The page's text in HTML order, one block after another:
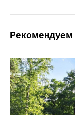
Рекомендуем